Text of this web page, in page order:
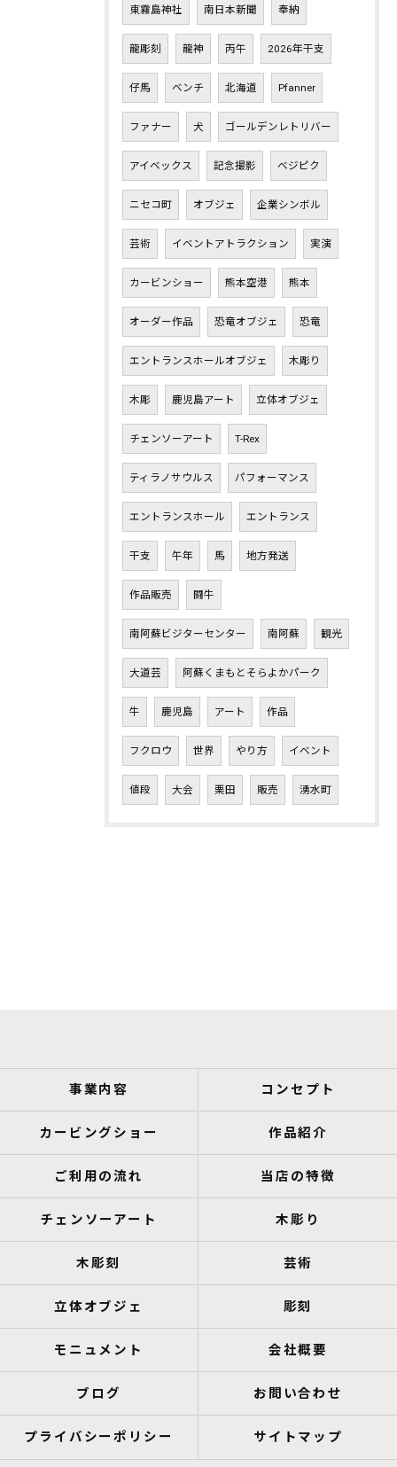
東霧島神社 南日本新聞 奉納
龍彫刻 龍神 丙午 2026年干支
仔馬 ベンチ 北海道 Pfanner
ファナー 犬 ゴールデンレトリバー
アイベックス 記念撮影 ベジピク
ニセコ町 オブジェ 企業シンボル
芸術 イベントアトラクション 実演
カービンショー 熊本空港 熊本
オーダー作品 恐竜オブジェ 恐竜
エントランスホールオブジェ 木彫り
木彫 鹿児島アート 立体オブジェ
チェンソーアート T-Rex
ティラノサウルス パフォーマンス
エントランスホール エントランス
干支 午年 馬 地方発送
作品販売 闘牛
南阿蘇ビジターセンター 南阿蘇 観光
大道芸 阿蘇くまもとそらよかパーク
牛 鹿児島 アート 作品
フクロウ 世界 やり方 イベント
値段 大会 栗田 販売 湧水町
事業内容 コンセプト
カービングショー 作品紹介
ご利用の流れ 当店の特徴
チェンソーアート 木彫り
木彫刻 芸術
立体オブジェ 彫刻
モニュメント 会社概要
ブログ お問い合わせ
プライバシーポリシー サイトマップ